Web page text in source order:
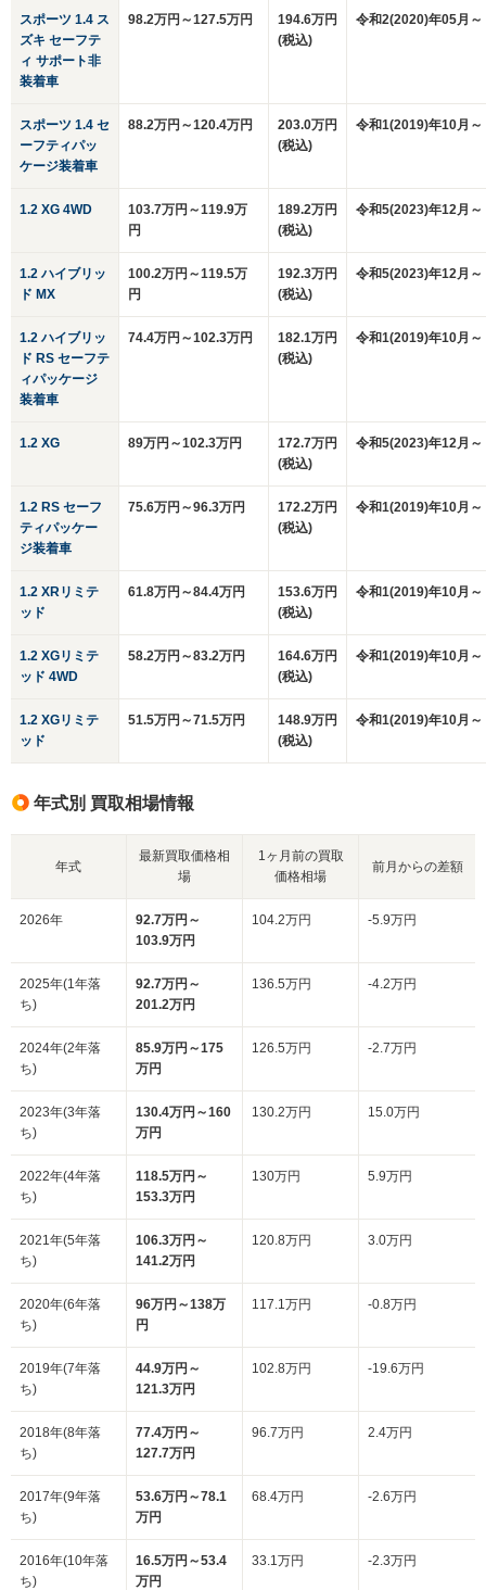
スポーツ 1.4 ス
ズキ セーフテ
ィ サポート非
装着車
98.2万円～127.5万円
194.6万円
(税込)
令和2(2020)年05月～
スポーツ 1.4 セ
ーフティパッ
ケージ装着車
88.2万円～120.4万円
203.0万円
(税込)
令和1(2019)年10月～
1.2 XG 4WD
103.7万円～119.9万
円
189.2万円
(税込)
令和5(2023)年12月～
1.2 ハイブリッ
ド MX
100.2万円～119.5万
円
192.3万円
(税込)
令和5(2023)年12月～
1.2 ハイブリッ
ド RS セーフテ
ィパッケージ
装着車
74.4万円～102.3万円
182.1万円
(税込)
令和1(2019)年10月～
1.2 XG 89万円～102.3万円
172.7万円
(税込)
令和5(2023)年12月～
1.2 RS セーフ
ティパッケー
ジ装着車
75.6万円～96.3万円
172.2万円
(税込)
令和1(2019)年10月～
1.2 XRリミテ
ッド
61.8万円～84.4万円
153.6万円
(税込)
令和1(2019)年10月～
1.2 XGリミテ
ッド 4WD
58.2万円～83.2万円
164.6万円
(税込)
令和1(2019)年10月～
1.2 XGリミテ
ッド
51.5万円～71.5万円
148.9万円
(税込)
令和1(2019)年10月～
年式別 買取相場情報
年式
最新買取価格相
場
1ヶ月前の買取
価格相場
前月からの差額
2026年
92.7万円～
103.9万円
104.2万円 -5.9万円
2025年(1年落
ち)
92.7万円～
201.2万円
136.5万円 -4.2万円
2024年(2年落
ち)
85.9万円～175
万円
126.5万円 -2.7万円
2023年(3年落
ち)
130.4万円～160
万円
130.2万円 15.0万円
2022年(4年落
ち)
118.5万円～
153.3万円
130万円 5.9万円
2021年(5年落
ち)
106.3万円～
141.2万円
120.8万円 3.0万円
2020年(6年落
ち)
96万円～138万
円
117.1万円 -0.8万円
2019年(7年落
ち)
44.9万円～
121.3万円
102.8万円 -19.6万円
2018年(8年落
ち)
77.4万円～
127.7万円
96.7万円 2.4万円
2017年(9年落
ち)
53.6万円～78.1
万円
68.4万円 -2.6万円
2016年(10年落
ち)
16.5万円～53.4
万円
33.1万円 -2.3万円